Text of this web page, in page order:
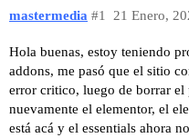
mastermedia 21 Enero,
#1
Hola buenas, estoy teniendo
addons, me pasó que el sitio
error critico, luego de borrar
nuevamente el elementor, el
está acá y el essentials ahora